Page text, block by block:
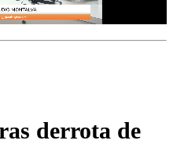
derrota de